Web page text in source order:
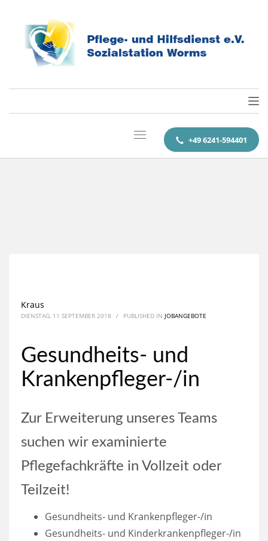
+49 6241-594401
Kraus
DIENSTAG, 11 SEPTEMBER 2018 / PUBLISHED IN JOBANGEBOTE
Gesundheits- und
Krankenpfleger-/in
Zur Erweiterung unseres Teams
suchen wir examinierte
Pflegefachkräfte in Vollzeit oder
Teilzeit!
Gesundheits- und Krankenpfleger-/in
Gesundheits- und Kinderkrankenpfleger-/in